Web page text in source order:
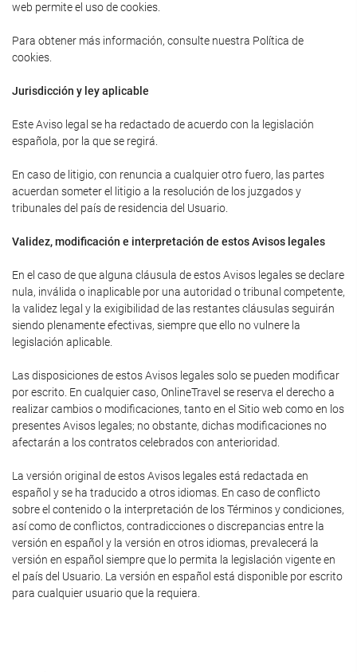
web permite el uso de cookies.
Para obtener más información, consulte nuestra Política de
cookies.
Jurisdicción y ley aplicable
Este Aviso legal se ha redactado de acuerdo con la legislación
española, por la que se regirá.
En caso de litigio, con renuncia a cualquier otro fuero, las partes
acuerdan someter el litigio a la resolución de los juzgados y
tribunales del país de residencia del Usuario.
Validez, modificación e interpretación de estos Avisos legales
En el caso de que alguna cláusula de estos Avisos legales se declare
nula, inválida o inaplicable por una autoridad o tribunal competente,
la validez legal y la exigibilidad de las restantes cláusulas seguirán
siendo plenamente efectivas, siempre que ello no vulnere la
legislación aplicable.
Las disposiciones de estos Avisos legales solo se pueden modificar
por escrito. En cualquier caso, OnlineTravel se reserva el derecho a
realizar cambios o modificaciones, tanto en el Sitio web como en los
presentes Avisos legales; no obstante, dichas modificaciones no
afectarán a los contratos celebrados con anterioridad.
La versión original de estos Avisos legales está redactada en
español y se ha traducido a otros idiomas. En caso de conflicto
sobre el contenido o la interpretación de los Términos y condiciones,
así como de conflictos, contradicciones o discrepancias entre la
versión en español y la versión en otros idiomas, prevalecerá la
versión en español siempre que lo permita la legislación vigente en
el país del Usuario. La versión en español está disponible por escrito
para cualquier usuario que la requiera.